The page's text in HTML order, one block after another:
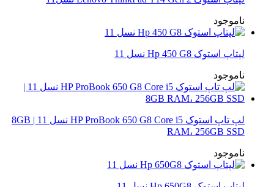
ناموجود
لپتاپ استوک Hp 450 G8 نسل 11
ناموجود
لپ تاپ استوک HP ProBook 650 G8 Core i5 نسل 11 | 8GB
RAM، 256GB SSD
ناموجود